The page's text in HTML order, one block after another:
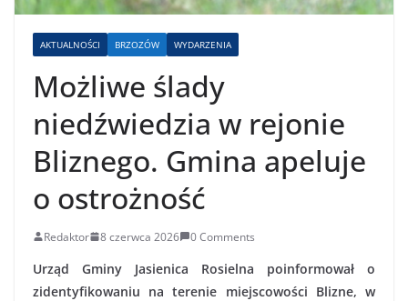
AKTUALNOŚCI BRZOZÓW WYDARZENIA
Możliwe ślady
niedźwiedzia w rejonie
Bliznego. Gmina apeluje
o ostrożność
Redaktor 8 czerwca 2026 0 Comments
Urząd Gminy Jasienica Rosielna poinformował o
zidentyfikowaniu na terenie miejscowości Blizne, w